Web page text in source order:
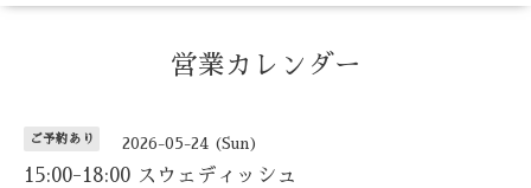
営業カレンダー
ご予約あり 2026-05-24 (Sun)
15:00-18:00 スウェディッシュ